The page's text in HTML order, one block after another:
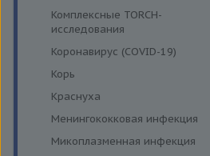
Комплексные TORCH-
исследования
Коронавирус (COVID-19)
Корь
Краснуха
Менингококковая инфекция
Микоплазменная инфекция